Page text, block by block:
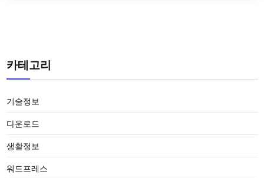
카테고리
기술정보
다운로드
생활정보
워드프레스